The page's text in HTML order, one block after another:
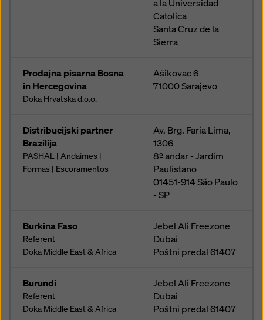
a la Universidad
Catolica
Santa Cruz de la
Sierra
Prodajna pisarna Bosna
in Hercegovina
Doka Hrvatska d.o.o.
Ašikovac 6
71000Sarajevo
Distribucijski partner
Brazilija
PASHAL | Andaimes |
Formas | Escoramentos
Av. Brg. Faria Lima,
1306
8º andar - Jardim
Paulistano
01451-914São Paulo
- SP
Burkina Faso
Referent
Doka Middle East & Africa
Jebel Ali Freezone
Dubai
Poštni predal61407
Burundi
Referent
Doka Middle East & Africa
Jebel Ali Freezone
Dubai
Poštni predal61407